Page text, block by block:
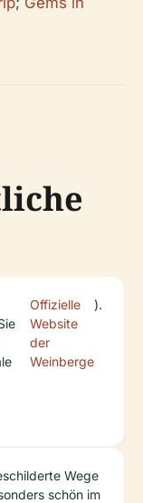
Offizielle
Website
der
Weinberge
).
Wege
schön im